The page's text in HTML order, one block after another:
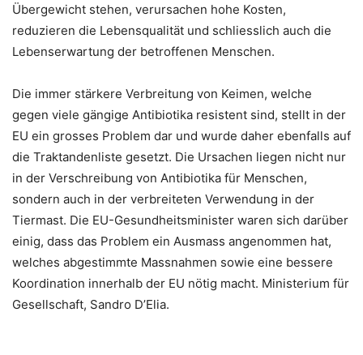
Übergewicht stehen, verursachen hohe Kosten,
reduzieren die Lebensqualität und schliesslich auch die
Lebenserwartung der betroffenen Menschen.
Die immer stärkere Verbreitung von Keimen, welche
gegen viele gängige Antibiotika resistent sind, stellt in der
EU ein grosses Problem dar und wurde daher ebenfalls auf
die Traktandenliste gesetzt. Die Ursachen liegen nicht nur
in der Verschreibung von Antibiotika für Menschen,
sondern auch in der verbreiteten Verwendung in der
Tiermast. Die EU-Gesundheitsminister waren sich darüber
einig, dass das Problem ein Ausmass angenommen hat,
welches abgestimmte Massnahmen sowie eine bessere
Koordination innerhalb der EU nötig macht. Ministerium für
Gesellschaft, Sandro D’Elia.